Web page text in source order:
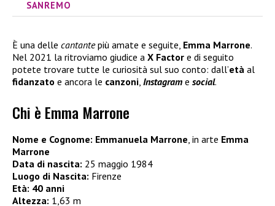
SANREMO
È una delle cantantepiù amate e seguite, Emma Marrone.
Nel 2021 la ritroviamo giudice a X Factor e di seguito
potete trovare tutte le curiosità sul suo conto: dall’età al
fidanzato e ancora le canzoni Instagram e social.
Chi è Emma Marrone
Nome e Cognome: Emmanuela Marrone, in arte Emma
Marrone
Data di nascita: 25 maggio 1984
Luogo di Nascita: Firenze
Età: 40 anni
Altezza: 1,63 m